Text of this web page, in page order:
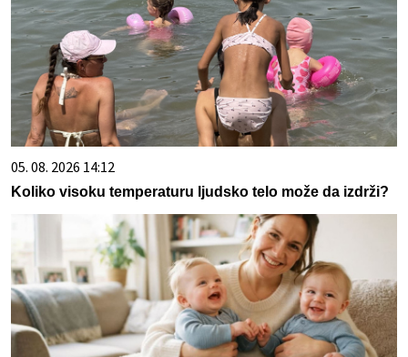
05. 08. 2026 14:12
Koliko visoku temperaturu ljudsko telo može da izdrži?